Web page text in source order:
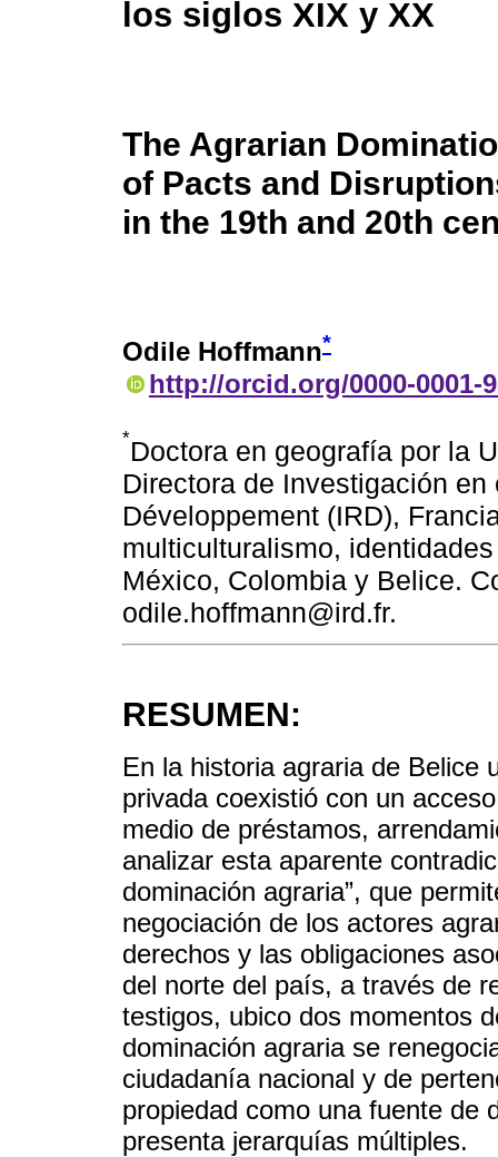
los siglos XIX y XX
The Agrarian
of Pacts and
in the 19th and 20th
Odile Hoffmann*
http://orcid.org/0000-0001-
*Doctora en geografía por la
Directora de Investigación
Développement (IRD),
multiculturalismo,
México, Colombia y Belice.
odile.hoffmann@ird.fr.
RESUMEN:
En la historia agraria de Belice
privada coexistió con un
medio de préstamos,
analizar esta aparente
dominación agraria”, que
negociación de los actores
derechos y las obligaciones
del norte del país, a través de
testigos, ubico dos momentos
dominación agraria se
ciudadanía nacional y de
propiedad como una fuente de
presenta jerarquías múltiples.